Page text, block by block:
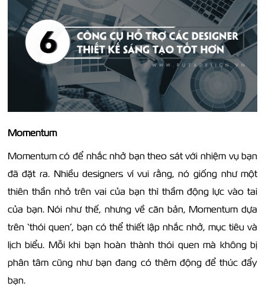
Momentum
Momentum có để nhắc nhở bạn theo sát với nhiệm vụ bạn
đã đặt ra. Nhiều designers ví vui rằng, nó giống như một
thiên thần nhỏ trên vai của bạn thì thầm động lực vào tai
của bạn. Nói như thế, nhưng về căn bản, Momentum dựa
trên ‘thói quen’, bạn có thể thiết lập nhắc nhở, mục tiêu và
lịch biểu. Mỗi khi bạn hoàn thành thói quen mà không bị
phân tâm cũng như bạn đang có thêm động để thúc đẩy
bạn.